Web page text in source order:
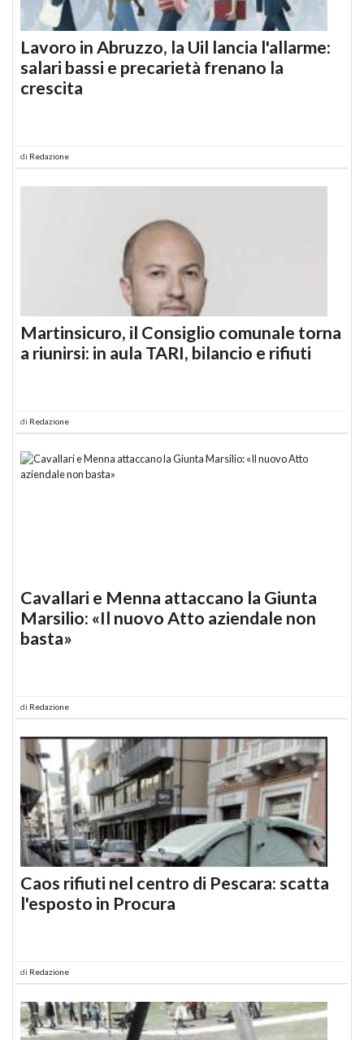
Lavoro in Abruzzo, la Uil lancia l'allarme:
salari bassi e precarietà frenano la
crescita
di Redazione
Martinsicuro, il Consiglio comunale torna
a riunirsi: in aula TARI, bilancio e rifiuti
di Redazione
Cavallari e Menna attaccano la Giunta
Marsilio: «Il nuovo Atto aziendale non
basta»
di Redazione
Caos rifiuti nel centro di Pescara: scatta
l'esposto in Procura
di Redazione